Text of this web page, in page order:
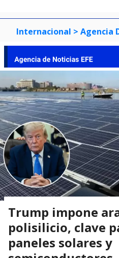
Internacional > Agencia
Trump impone
polisilicio, clave
paneles solares y